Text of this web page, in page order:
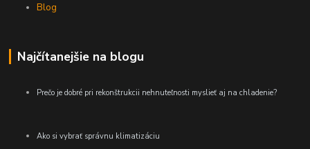
Blog
Najčítanejšie na blogu
Prečo je dobré pri rekonštrukcii nehnuteľnosti myslieť aj na chladenie?
Ako si vybrať správnu klimatizáciu